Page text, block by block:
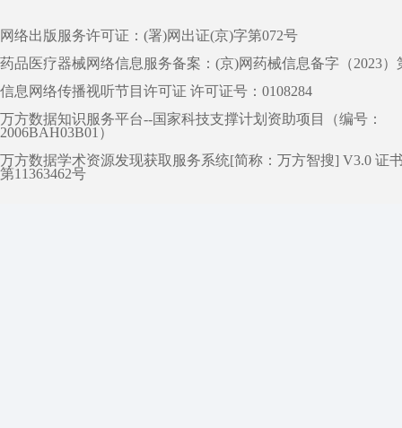
网络出版服务许可证：(署)网出证(京)字第072号
药品医疗器械网络信息服务备案：(京)网药械信息备字（2023）
信息网络传播视听节目许可证 许可证号：0108284
万方数据知识服务平台--国家科技支撑计划资助项目（编号：
2006BAH03B01）
万方数据学术资源发现获取服务系统[简称：万方智搜] V3.0 证
第11363462号